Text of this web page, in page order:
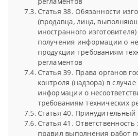
Статья 38. Обязанности
(продавца, лица,
иностранного
получения информации о
продукции требованиям
регламентов
Статья 39. Права органов
контроля (надзора) в
информации о
требованиям технических
Статья 40.
Статья 41.
правил выполнения работ